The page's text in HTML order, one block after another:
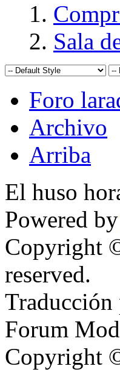
Sala
Foro
Archivo
Arriba
El huso
Powered by
Copyright
reserved.
Traducción
Forum
Copyright